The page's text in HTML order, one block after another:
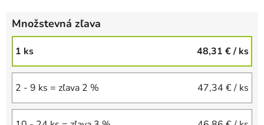
Množstevná zľava
1 ks 48,31 €/ ks
2 - 9 ks = zľava 2 % 47,34 €/ ks